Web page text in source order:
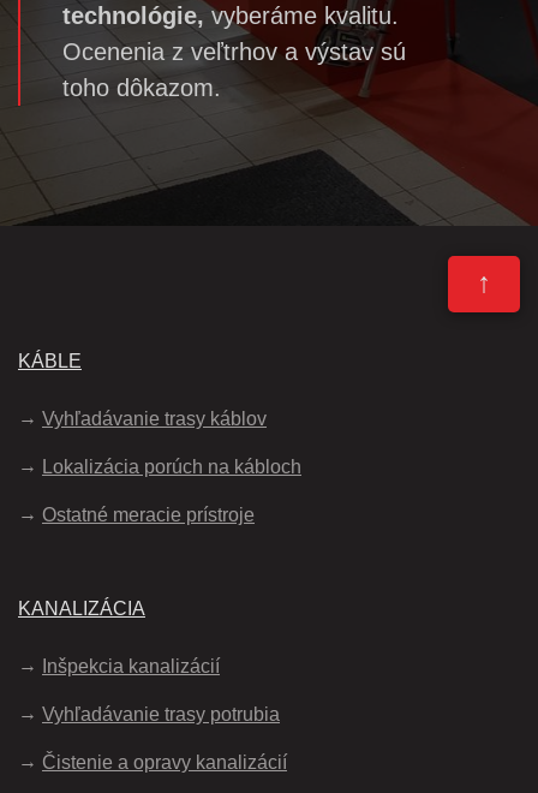
technológie, vyberáme kvalitu.
Ocenenia z veľtrhov a výstav sú
toho dôkazom.
↑
KÁBLE
Vyhľadávanie trasy káblov
Lokalizácia porúch na kábloch
Ostatné meracie prístroje
KANALIZÁCIA
Inšpekcia kanalizácií
Vyhľadávanie trasy potrubia
Čistenie a opravy kanalizácií